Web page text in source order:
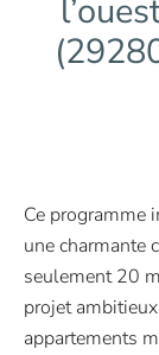
Ce programme
une charmante
seulement 20
projet
appartements